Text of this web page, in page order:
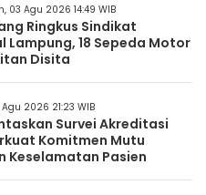
03 Agu 2026 14:49 WIB
Ringkus Sindikat
Lampung, 18 Sepeda Motor
Disita
2026 21:23 WIB
Survei Akreditasi
Komitmen Mutu
Keselamatan Pasien